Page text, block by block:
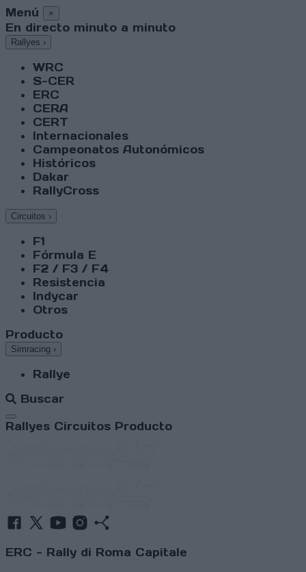
Menú ×
En directo minuto a minuto
Rallyes ›
WRC
S-CER
ERC
CERA
CERT
Internacionales
Campeonatos Autonómicos
Históricos
Dakar
RallyCross
Circuitos ›
F1
Fórmula E
F2 / F3 / F4
Resistencia
Indycar
Otros
Producto
Simracing ›
Rallye
Buscar
Abrir menú
Rallyes Circuitos Producto
ERC - Rally di Roma Capitale